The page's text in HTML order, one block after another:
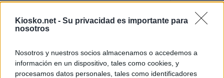
Kiosko.net - Su privacidad es importante para
nosotros
Nosotros y nuestros socios almacenamos o accedemos a
información en un dispositivo, tales como cookies, y
procesamos datos personales, tales como identificadores
El uso personal
Comunidad de
de Gran Vía
logró venderlo